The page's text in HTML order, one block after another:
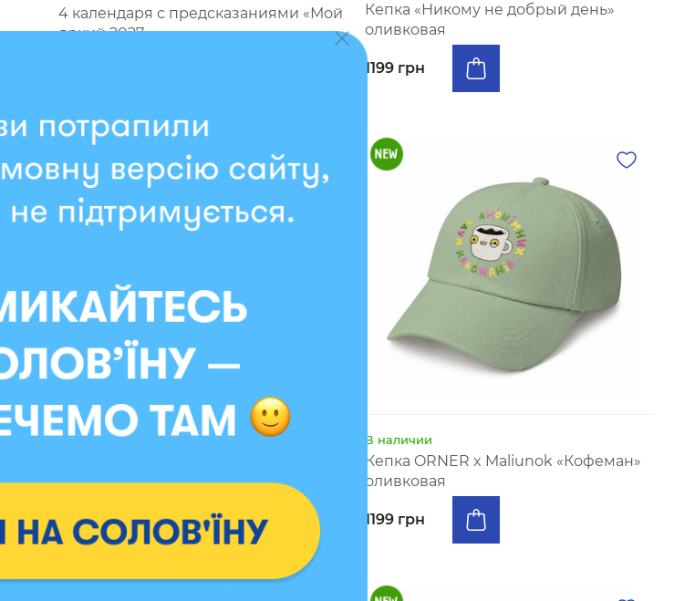
4 календаря с предсказаниями «Мой
яркий 2027»
Кепка «Никому не добрый день»
оливковая
1199 грн
В наличии
розовая
1199 грн
В наличии
Кепка ORNER x Maliunok «Кофеман»
оливковая
1199 грн